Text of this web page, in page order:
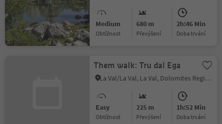
Medium
Obtížnost
680 m
Převýšení
2h:46 Min
doba trvání
Them walk: Tru dal Ega
La Val/La Val, La Val, Dolomites Region Kronplatz/Plan de Corones
Easy
Obtížnost
225 m
Převýšení
1h:52 Min
doba trvání